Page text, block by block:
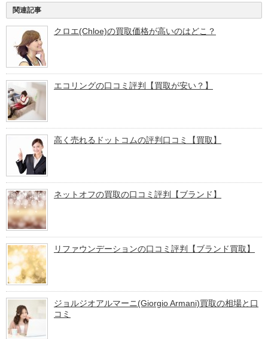
関連記事
クロエ(Chloe)の買取価格が高いのはどこ？
エコリングの口コミ評判【買取が安い？】
高く売れるドットコムの評判口コミ【買取】
ネットオフの買取の口コミ評判【ブランド】
リファウンデーションの口コミ評判【ブランド買取】
ジョルジオアルマーニ(Giorgio Armani)買取の相場と口
コミ